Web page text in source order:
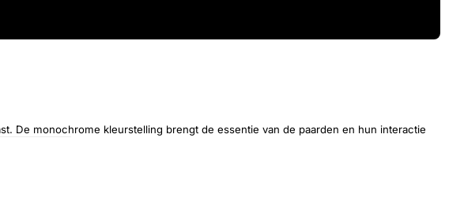
De monochrome kleurstelling brengt de essentie van de paarden en hun interactie